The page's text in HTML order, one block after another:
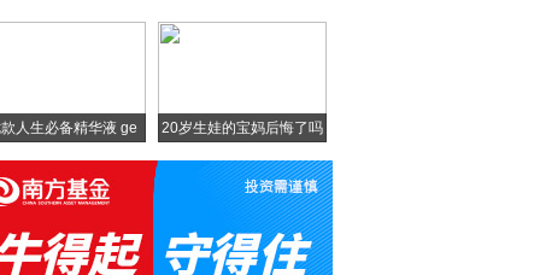
人生必备精华液 ge 20岁生娃的宝妈后悔了吗